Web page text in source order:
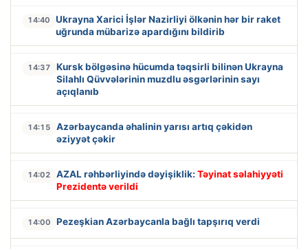
14:40
Ukrayna Xarici İşlər Nazirliyi ölkənin hər bir raket
uğrunda mübarizə apardığını bildirib
14:37
Kursk bölgəsinə hücumda təqsirli bilinən Ukrayna
Silahlı Qüvvələrinin muzdlu əsgərlərinin sayı
açıqlanıb
14:15
Azərbaycanda əhalinin yarısı artıq çəkidən
əziyyət çəkir
14:02 AZAL rəhbərliyində dəyişiklik: Təyinat səlahiyyəti
Prezidentə verildi
14:00 Pezeşkian Azərbaycanla bağlı tapşırıq verdi